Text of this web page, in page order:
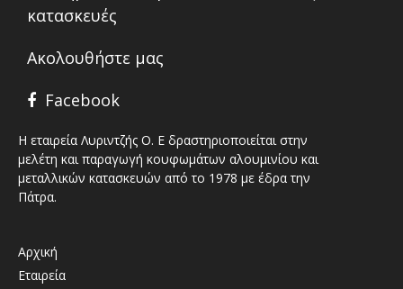
κατασκευές
Ακολουθήστε μας
Facebook
Η εταιρεία Λυριντζής Ο. Ε δραστηριοποιείται στην
μελέτη και παραγωγή κουφωμάτων αλουμινίου και
μεταλλικών κατασκευών από το 1978 με έδρα την
Πάτρα.
Αρχική
Εταιρεία